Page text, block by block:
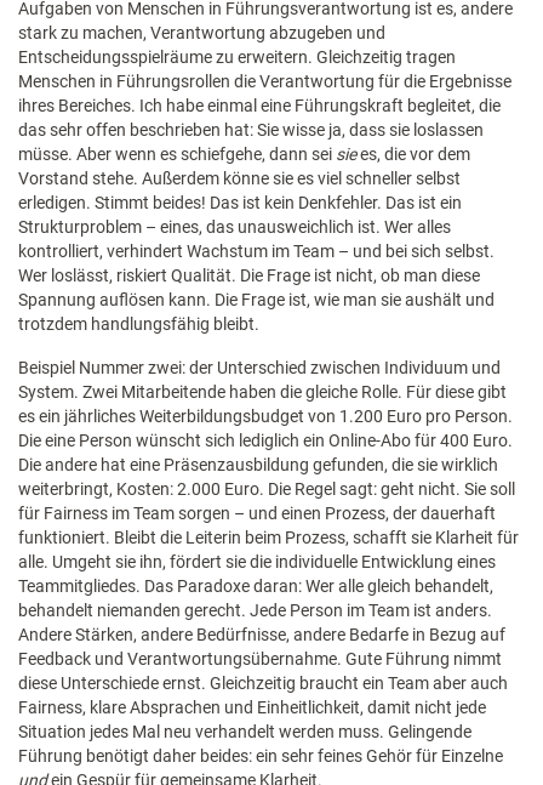
Aufgaben von Menschen in Führungsverantwortung ist es, andere
stark zu machen, Verantwortung abzugeben und
Entscheidungsspielräume zu erweitern. Gleichzeitig tragen
Menschen in Führungsrollen die Verantwortung für die Ergebnisse
ihres Bereiches. Ich habe einmal eine Führungskraft begleitet, die
das sehr offen beschrieben hat: Sie wisse ja, dass sie loslassen
müsse. Aber wenn es schiefgehe, dann sei siees, die vor dem
Vorstand stehe. Außerdem könne sie es viel schneller selbst
erledigen. Stimmt beides! Das ist kein Denkfehler. Das ist ein
Strukturproblem – eines, das unausweichlich ist. Wer alles
kontrolliert, verhindert Wachstum im Team – und bei sich selbst.
Wer loslässt, riskiert Qualität. Die Frage ist nicht, ob man diese
Spannung auflösen kann. Die Frage ist, wie man sie aushält und
trotzdem handlungsfähig bleibt.
Beispiel Nummer zwei: der Unterschied zwischen Individuum und
System. Zwei Mitarbeitende haben die gleiche Rolle. Für diese gibt
es ein jährliches Weiterbildungsbudget von 1.200 Euro pro Person.
Die eine Person wünscht sich lediglich ein Online-Abo für 400 Euro.
Die andere hat eine Präsenzausbildung gefunden, die sie wirklich
weiterbringt, Kosten: 2.000 Euro. Die Regel sagt: geht nicht. Sie soll
für Fairness im Team sorgen – und einen Prozess, der dauerhaft
funktioniert. Bleibt die Leiterin beim Prozess, schafft sie Klarheit für
alle. Umgeht sie ihn, fördert sie die individuelle Entwicklung eines
Teammitgliedes. Das Paradoxe daran: Wer alle gleich behandelt,
behandelt niemanden gerecht. Jede Person im Team ist anders.
Andere Stärken, andere Bedürfnisse, andere Bedarfe in Bezug auf
Feedback und Verantwortungsübernahme. Gute Führung nimmt
diese Unterschiede ernst. Gleichzeitig braucht ein Team aber auch
Fairness, klare Absprachen und Einheitlichkeit, damit nicht jede
Situation jedes Mal neu verhandelt werden muss. Gelingende
Führung benötigt daher beides: ein sehr feines Gehör für Einzelne
undein Gespür für gemeinsame Klarheit.